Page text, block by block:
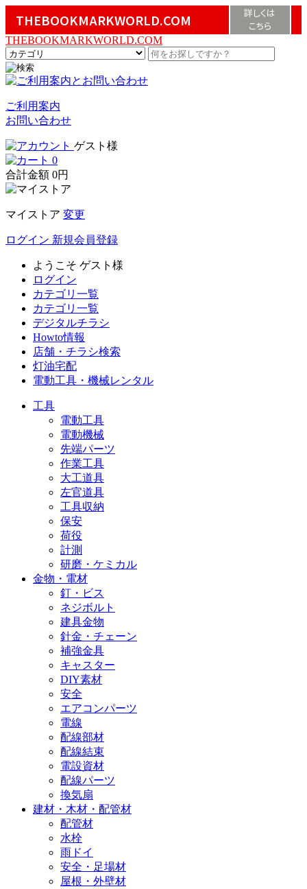
THEBOOKMARKWORLD.COM
詳しくは
こちら
THEBOOKMARKWORLD.COM
ご利用案内
お問い合わせ
ゲスト様
0
合計金額 0円
マイストア 変更
ログイン 新規会員登録
ようこそ ゲスト様
ログイン
カテゴリ一覧
カテゴリ一覧
デジタルチラシ
Howto情報
店舗・チラシ検索
灯油宅配
電動工具・機械レンタル
工具
電動工具
電動機械
先端パーツ
作業工具
大工道具
左官道具
工具収納
保安
荷役
計測
研磨・ケミカル
金物・電材
釘・ビス
ネジボルト
建具金物
針金・チェーン
補強金具
キャスター
DIY素材
安全
エアコンパーツ
電線
配線部材
配線結束
電設資材
配線パーツ
換気扇
建材・木材・配管材
配管材
水栓
雨ドイ
安全・足場材
屋根・外壁材